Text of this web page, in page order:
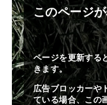
このページ
ページを更新する
きます。
広告ブロッカーや
ている場合、この